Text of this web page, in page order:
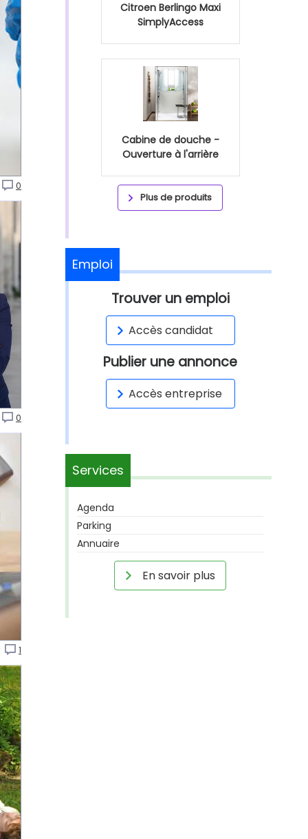
0
0
1
Citroen Berlingo Maxi
SimplyAccess
Cabine de douche -
Ouverture à l'arrière
Plus de produits
Emploi
Trouver un emploi
Accès candidat
Publier une annonce
Accès entreprise
Services
Agenda
Parking
Annuaire
En savoir plus